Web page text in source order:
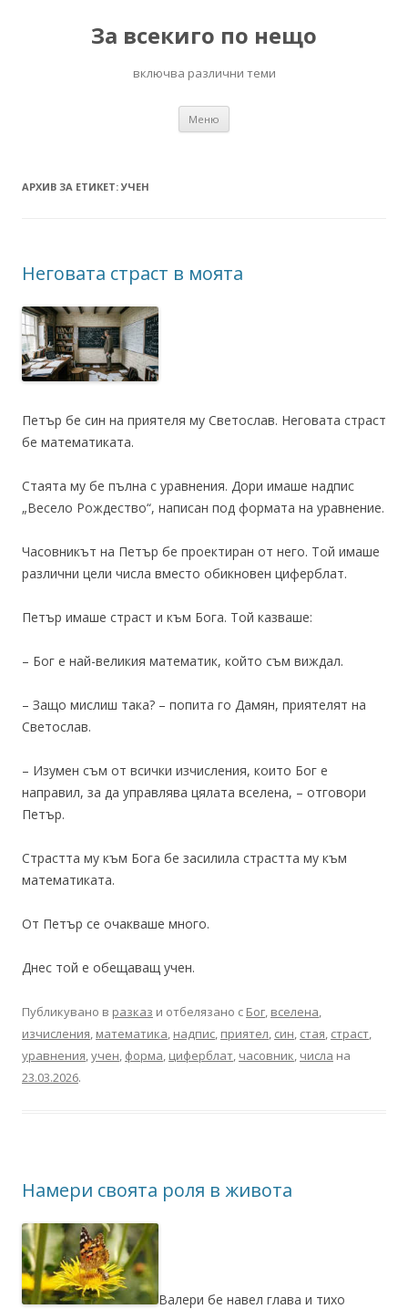
За всекиго по нещо
включва различни теми
Меню
АРХИВ ЗА ЕТИКЕТ: УЧЕН
Неговата страст в моята
Петър бе син на приятеля му Светослав. Неговата страст
бе математиката.
Стаята му бе пълна с уравнения. Дори имаше надпис
„Весело Рождество“, написан под формата на уравнение.
Часовникът на Петър бе проектиран от него. Той имаше
различни цели числа вместо обикновен циферблат.
Петър имаше страст и към Бога. Той казваше:
– Бог е най-великия математик, който съм виждал.
– Защо мислиш така? – попита го Дамян, приятелят на
Светослав.
– Изумен съм от всички изчисления, които Бог е
направил, за да управлява цялата вселена, – отговори
Петър.
Страстта му към Бога бе засилила страстта му към
математиката.
От Петър се очакваше много.
Днес той е обещаващ учен.
Публикувано в разказ и отбелязано с Бог, вселена,
изчисления, математика, надпис, приятел, син, стая, страст,
уравнения,учен, форма, циферблат, часовник, числа на
23.03.2026.
Намери своята роля в живота
Валери бе навел глава и тихо